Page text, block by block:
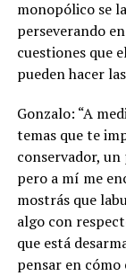
monopólico se
perseverando
cuestiones que
pueden hacer
Gonzalo: “A
temas que te
conservador,
pero a mí me
mostrás que
algo con
que está
pensar en cómo